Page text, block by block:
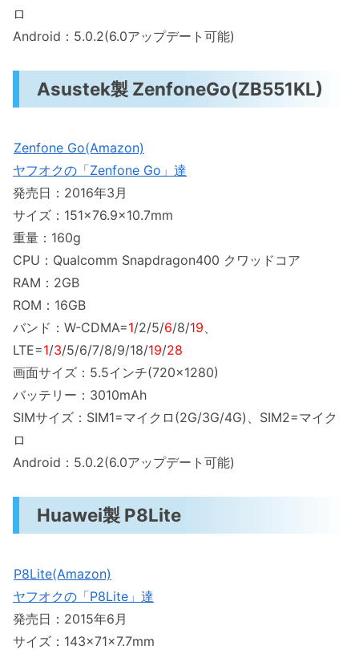
ロ
Android：5.0.2(6.0アップデート可能)
Asustek製 ZenfoneGo(ZB551KL)
Zenfone Go(Amazon)
ヤフオクの「Zenfone Go」達
発売日：2016年3月
サイズ：151×76.9×10.7mm
重量：160g
CPU：Qualcomm Snapdragon400 クワッドコア
RAM：2GB
ROM：16GB
バンド：W-CDMA=1/2/5/6/8/19
LTE=1/3/5/6/7/8/9/18/19/28
画面サイズ：5.5インチ(720×1280)
バッテリー：3010mAh
SIMサイズ：SIM1=マイクロ(2G/3G/4G)、SIM2=マイク
ロ
Android：5.0.2(6.0アップデート可能)
Huawei製 P8Lite
P8Lite(Amazon)
ヤフオクの「P8Lite」達
発売日：2015年6月
サイズ：143×71×7.7mm